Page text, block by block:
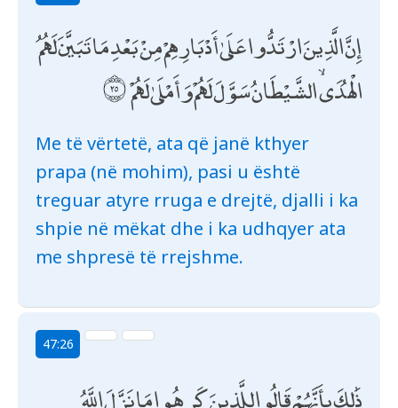
إِنَّ الَّذِينَ ارْتَدُّوا عَلَىٰ أَدْبَارِهِمْ مِنْ بَعْدِ مَا تَبَيَّنَ لَهُمُ
الْهُدَى ۙ الشَّيْطَانُ سَوَّلَ لَهُمْ وَأَمْلَىٰ لَهُمْ
Me të vërtetë, ata që janë kthyer
prapa (në mohim), pasi u është
treguar atyre rruga e drejtë, djalli i ka
shpie në mëkat dhe i ka udhqyer ata
me shpresë të rrejshme.
47:26
ذَٰلِكَ بِأَنَّهُمْ قَالُوا لِلَّذِينَ كَرِهُوا مَا نَزَّلَ اللَّهُ